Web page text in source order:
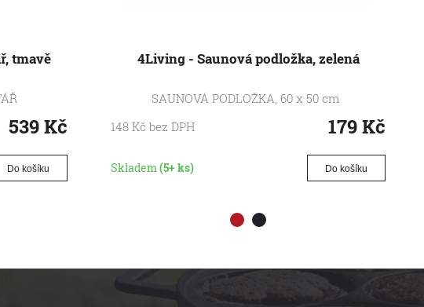
tmavě
539Kč
Do košíku
4Living - Saunová podložka, zelená
SAUNOVÁ PODLOŽKA, 60 x 50 cm
148 Kč bez DPH 179Kč
Skladem(5+ ks) Do košíku